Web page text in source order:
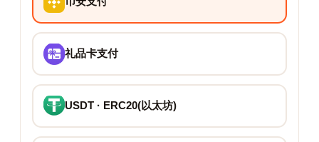
礼品卡支付
USDT · ERC20(以太坊)